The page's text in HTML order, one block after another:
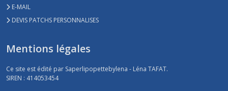
E-MAIL
DEVIS PATCHS PERSONNALISES
Mentions légales
Ce site est édité par Saperlipopettebylena - Léna TAFAT.
SIREN : 414053454